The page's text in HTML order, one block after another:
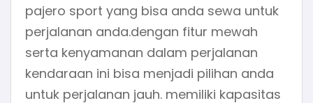
pajero sport yang bisa anda sewa untuk
perjalanan anda.dengan fitur mewah
serta kenyamanan dalam perjalanan
kendaraan ini bisa menjadi pilihan anda
untuk perjalanan jauh. memiliki kapasitas